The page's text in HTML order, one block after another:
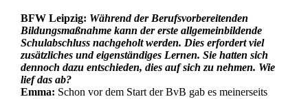
BFW Leipzig: Während der Berufsvorbereitenden
Bildungsmaßnahme kann der erste allgemeinbildende
Schulabschluss nachgeholt werden. Dies erfordert viel
zusätzliches und eigenständiges Lernen. Sie hatten sich
dennoch dazu entschieden, dies auf sich zu nehmen. Wie
lief das ab?
Emma: Schon vor dem Start der BvB gab es meinerseits